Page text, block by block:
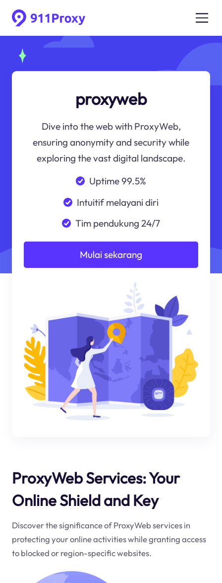
proxyweb
Dive into the web with ProxyWeb,
ensuring anonymity and security while
exploring the vast digital landscape.
Uptime 99.5%
Intuitif melayani diri
Tim pendukung 24/7
Mulai sekarang
ProxyWeb Services: Your
Online Shield and Key
Discover the significance of ProxyWeb services in
protecting your online activities while granting access
to blocked or region-specific websites.